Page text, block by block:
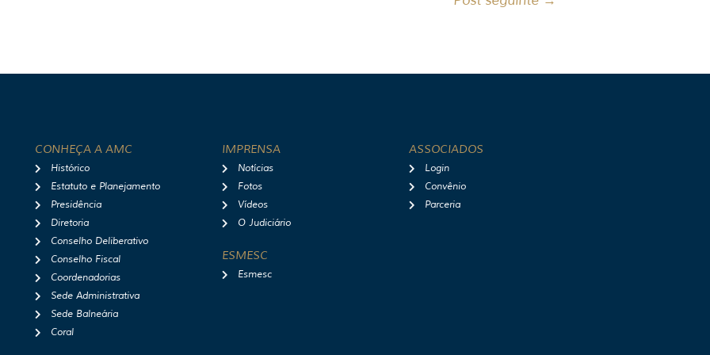
CONHEÇA A AMC
Histórico
Estatuto e Planejamento
Presidência
Diretoria
Conselho Deliberativo
Conselho Fiscal
Coordenadorias
Sede Administrativa
Sede Balneária
Coral
IMPRENSA
Notícias
Fotos
Vídeos
O Judiciário
ESMESC
Esmesc
ASSOCIADOS
Login
Convênio
Parceria